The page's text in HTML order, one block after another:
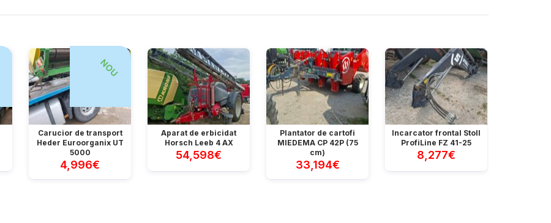
NOU
Carucior de transport
Heder Euroorganix UT
5000
4,996€
Aparat de erbicidat
Horsch Leeb 4 AX
54,598€
Plantator de cartofi
MIEDEMA CP 42P (75
cm)
33,194€
Incarcator frontal Stoll
ProfiLine FZ 41-25
8,277€